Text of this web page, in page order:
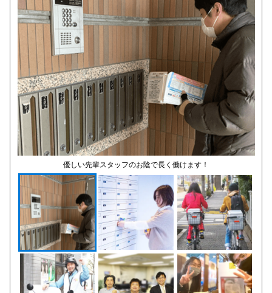
優しい先輩スタッフのお陰で長く働けます！